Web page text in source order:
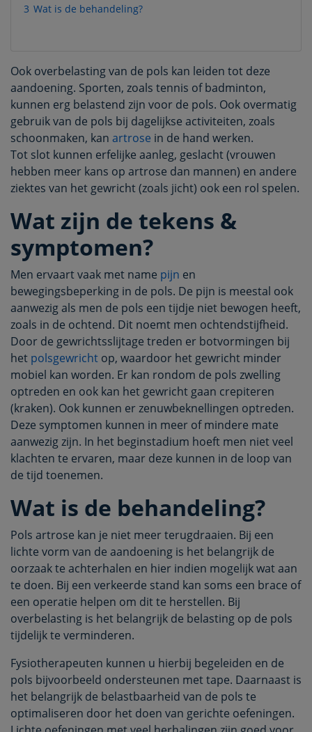
Ook overbelasting van de pols kan leiden tot deze
aandoening. Sporten, zoals tennis of badminton,
kunnen erg belastend zijn voor de pols. Ook overmatig
gebruik van de pols bij dagelijkse activiteiten, zoals
schoonmaken, kan artrose in de hand werken.
Tot slot kunnen erfelijke aanleg, geslacht (vrouwen
hebben meer kans op artrose dan mannen) en andere
ziektes van het gewricht (zoals jicht) ook een rol spelen.
Wat zijn de tekens &
symptomen?
Men ervaart vaak met name pijn en
bewegingsbeperking in de pols. De pijn is meestal ook
aanwezig als men de pols een tijdje niet bewogen heeft,
zoals in de ochtend. Dit noemt men ochtendstijfheid.
Door de gewrichtsslijtage treden er botvormingen bij
het polsgewricht op, waardoor het gewricht minder
mobiel kan worden. Er kan rondom de pols zwelling
optreden en ook kan het gewricht gaan crepiteren
(kraken). Ook kunnen er zenuwbeknellingen optreden.
Deze symptomen kunnen in meer of mindere mate
aanwezig zijn. In het beginstadium hoeft men niet veel
klachten te ervaren, maar deze kunnen in de loop van
de tijd toenemen.
Wat is de behandeling?
Pols artrose kan je niet meer terugdraaien. Bij een
lichte vorm van de aandoening is het belangrijk de
oorzaak te achterhalen en hier indien mogelijk wat aan
te doen. Bij een verkeerde stand kan soms een brace of
een operatie helpen om dit te herstellen. Bij
overbelasting is het belangrijk de belasting op de pols
tijdelijk te verminderen.
Fysiotherapeuten kunnen u hierbij begeleiden en de
pols bijvoorbeeld ondersteunen met tape. Daarnaast is
het belangrijk de belastbaarheid van de pols te
optimaliseren door het doen van gerichte oefeningen.
3 Wat is de behandeling?